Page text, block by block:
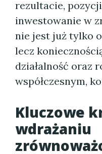
rezultacie,
inwestowanie w
nie jest już tylko
lecz
działalność oraz
współczesnym,
Kluczowe
wdrażaniu